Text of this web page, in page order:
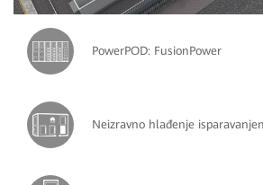
PowerPOD: FusionPower
Neizravno hlađenje